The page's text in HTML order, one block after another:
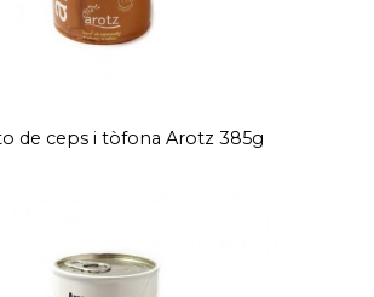
de ceps i tòfona Arotz 385g